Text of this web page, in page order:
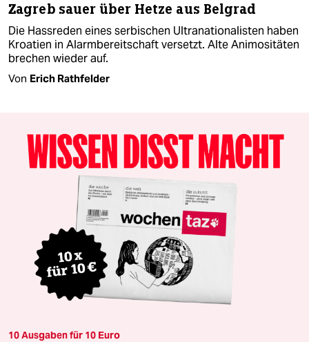
Zagreb sauer über Hetze aus Belgrad
Die Hassreden eines serbischen Ultranationalisten haben
Kroatien in Alarmbereitschaft versetzt. Alte Animositäten
brechen wieder auf.
Von Erich Rathfelder
10 Ausgaben für 10 Euro